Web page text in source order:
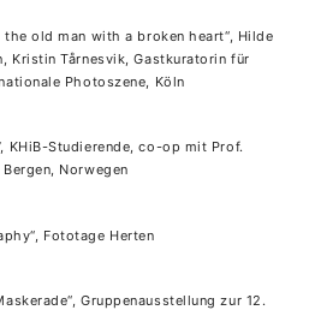
the old man with a broken heart“, Hilde
Kristin Tårnesvik, Gastkuratorin für
Photoszene, Köln
KHiB-Studierende, co-op mit Prof.
Norwegen
Fototage Herten
Gruppenausstellung zur 12.